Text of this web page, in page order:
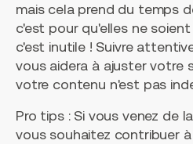
mais cela prend du temps
c'est pour qu'elles ne
c'est inutile ! Suivre
vous aidera à ajuster votre
votre contenu n'est pas
Pro tips : Si vous venez de
vous souhaitez contribuer